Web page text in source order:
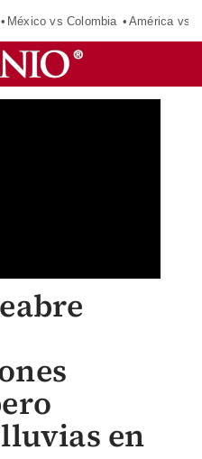
México vs Colombia América vs
en